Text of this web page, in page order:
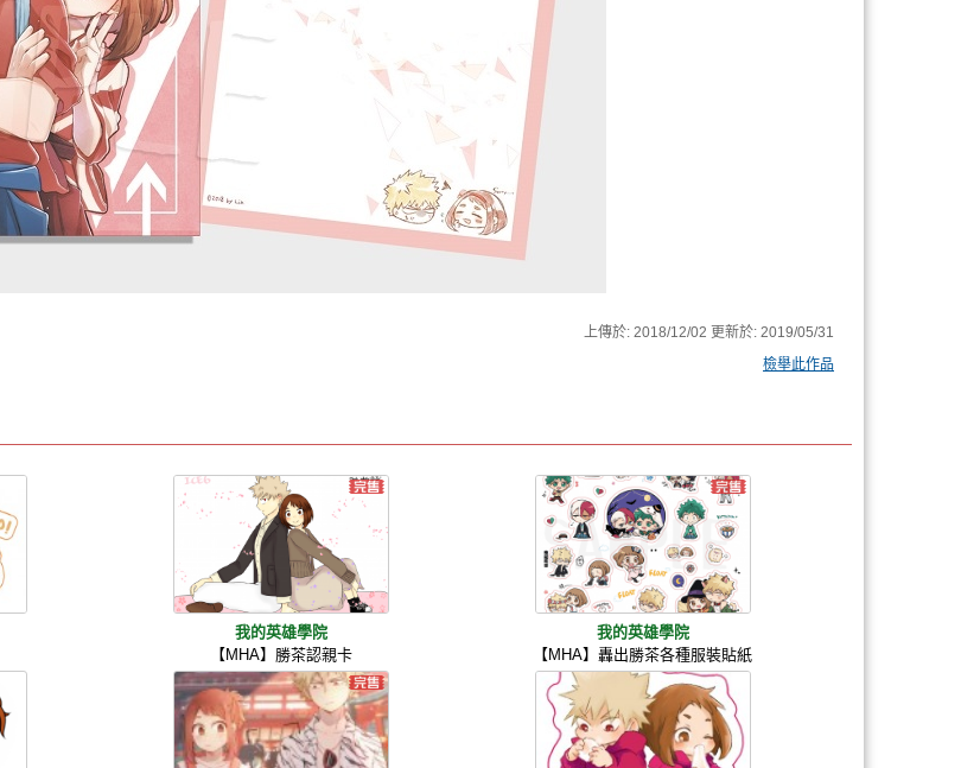
上傳於: 2018/12/02 更新於: 2019/05/31
檢舉此作品
我的英雄學院
【MHA】勝茶認親卡
我的英雄學院
【MHA】轟出勝茶各種服裝貼紙